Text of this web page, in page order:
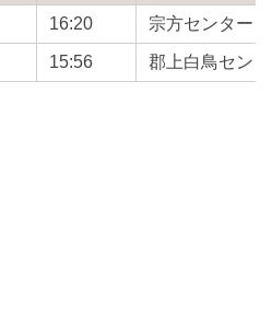
16:20 宗方センター
15:56 郡上白鳥セン